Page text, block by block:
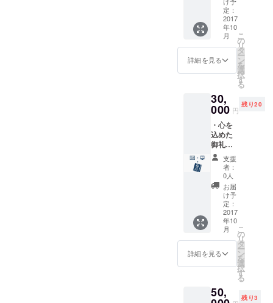
映画上
映日以
外で使
用でき
るICOU
のディ
枚）で
お送り
させて
いただ
きま
す。 ※
使用時
は要予
約とな
りま
す。
ていた
だきま
す。 ・
今回新
たに立
ち上げ
る予定
のHPに
者とし
てのク
レジッ
トを表
記させ
ていた
だきま
す。
（ご希
望者の
み） ・
上映の
お披露
目とな
る特別
なレセ
プショ
させて
定：
2017
年10
月
詳細を見る
こ
の
リ
タ
ー
ン
を
選
択
す
る
30,
000 円
残り20
・心を
込めた
御礼の
メッ
セージ
カード
をお送
りさせ
ていた
だきま
す。 ・
今回新
たに立
ち上げ
る予定
のHPに
者とし
てのク
支援
者：
0人
お届
け予
定：
2017
年10
月
詳細を見る
こ
の
リ
タ
ー
ン
を
選
択
す
る
50, 残り3